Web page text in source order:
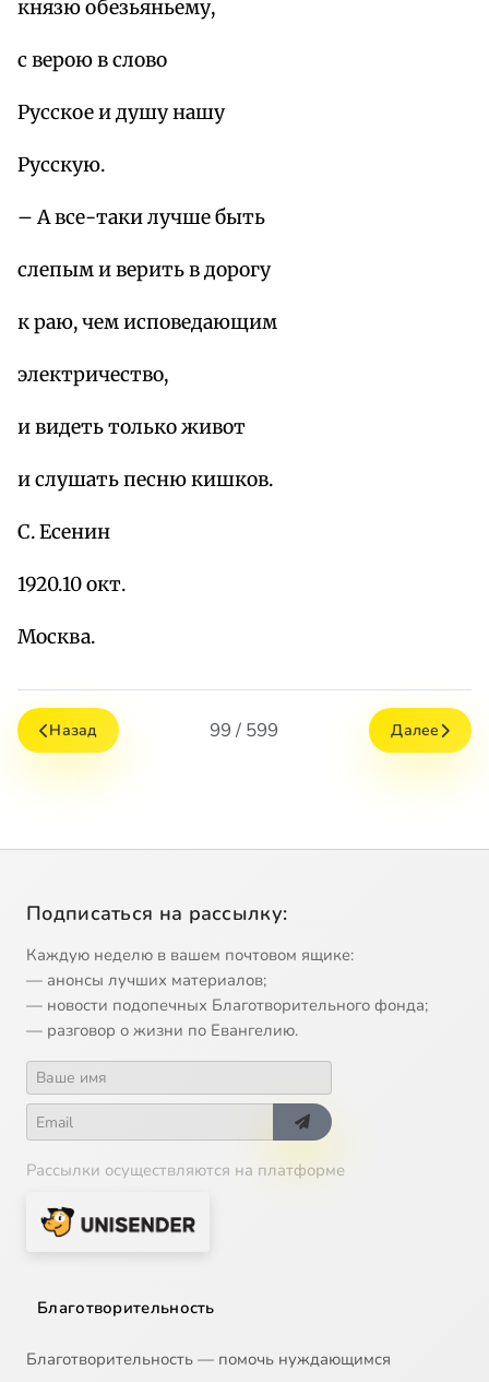
князю обезьяньему,
с верою в слово
Русское и душу нашу
Русскую.
– А все-таки лучше быть
слепым и верить в дорогу
к раю, чем исповедающим
электричество,
и видеть только живот
и слушать песню кишков.
С. Есенин
1920.10 окт.
Москва.
Назад 99 / 599 Далее
Подписаться на рассылку:
Каждую неделю в вашем почтовом ящике:
— анонсы лучших материалов;
— новости подопечных Благотворительного фонда;
— разговор о жизни по Евангелию.
Рассылки осуществляются на платформе
Благотворительность
Благотворительность — помочь нуждающимся